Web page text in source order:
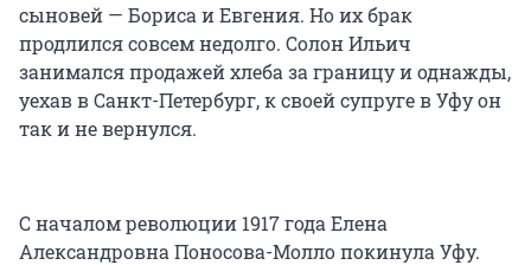
сыновей — Бориса и Евгения. Но их брак
продлился совсем недолго. Солон Ильич
занимался продажей хлеба за границу и однажды,
уехав в Санкт-Петербург, к своей супруге в Уфу он
так и не вернулся.
С началом революции 1917 года Елена
Александровна Поносова-Молло покинула Уфу.